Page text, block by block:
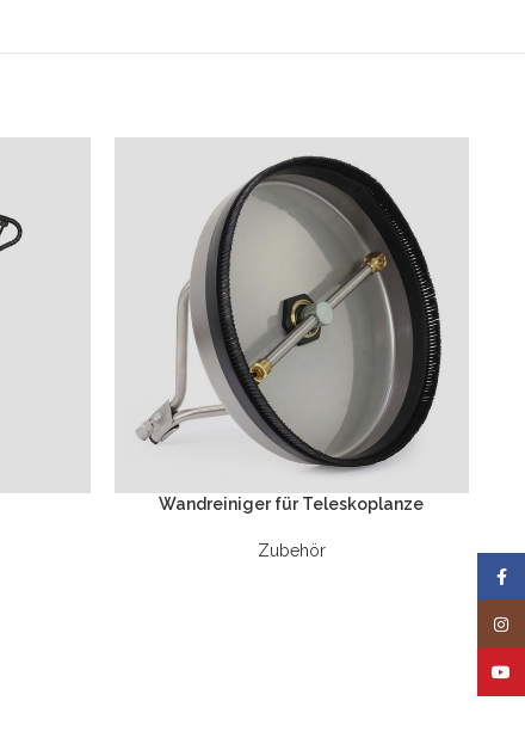
Wandreiniger für Teleskoplanze
Zubehör